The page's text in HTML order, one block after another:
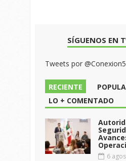
SÍGUENOS EN
Tweets por
RECIENTE
LO + COMENTADO
6